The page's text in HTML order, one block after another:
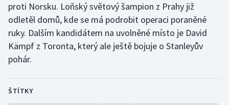
Jezdectví
Judo
Krasobruslení
proti Norsku. Loňský světový šampion z Prahy již
odletěl domů, kde se má podrobit operaci poraněné
ruky. Dalším kandidátem na uvolněné místo je David
Kämpf z Toronta, který ale ještě bojuje o Stanleyův
pohár.
ŠTÍTKY